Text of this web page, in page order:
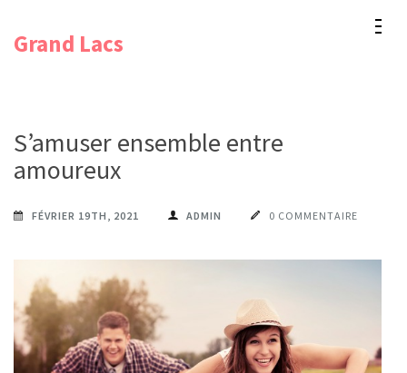
Grand Lacs
S’amuser ensemble entre
amoureux
FÉVRIER 19TH, 2021 ADMIN 0 COMMENTAIRE